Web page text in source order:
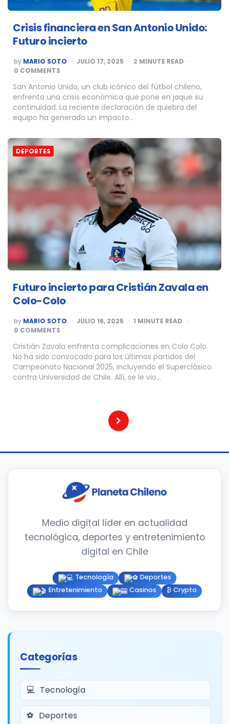
Crisis financiera en San Antonio Unido:
Futuro incierto
POSTED
BY
by MARIO SOTO JULIO 17, 2025 2 MINUTE READ
0 COMMENTS
San Antonio Unido, un club icónico del fútbol chileno,
enfrenta una crisis económica que pone en jaque su
continuidad. La reciente declaración de quiebra del
equipo ha generado un impacto…
DEPORTES
Futuro incierto para Cristián Zavala en
Colo-Colo
POSTED
BY
by MARIO SOTO JULIO 16, 2025 1 MINUTE READ
0 COMMENTS
Cristián Zavala enfrenta complicaciones en Colo Colo.
No ha sido convocado para los últimos partidos del
Campeonato Nacional 2025, incluyendo el Superclásico
contra Universidad de Chile. Allí, se le vio…
Medio digital líder en actualidad
tecnológica, deportes y entretenimiento
digital en Chile
Tecnología
Deportes
Entretenimiento
Casinos ₿ Crypto
Categorías
Tecnología
Deportes